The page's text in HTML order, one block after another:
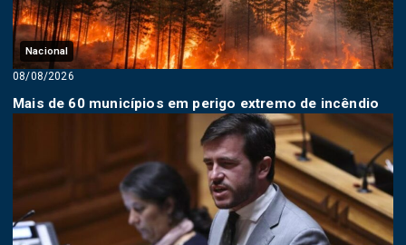
Nacional
08/08/2026
Mais de 60 municípios em perigo extremo de incêndio